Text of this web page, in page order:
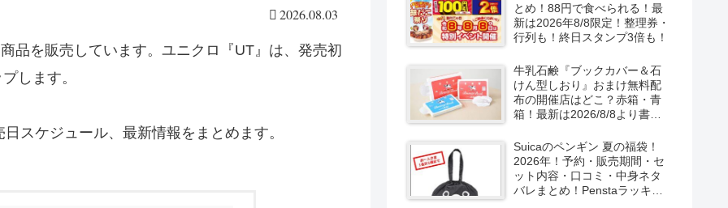
2026.08.03
品を販売しています。ユニクロ『UT』は、発売初
します。
スケジュール、最新情報をまとめます。
切れ、整理券は？
とめ！88円で食べられる！最
新は2026年8/8限定！整理券・
行列も！終日スタンプ3倍も！
牛乳石鹸『ブックカバー＆石
けん型しおり』おまけ無料配
布の開催店はどこ？赤箱・青
箱！最新は2026/8/8より書店
Suicaのペンギン 夏の福袋！
2026年！予約・販売期間・セ
ット内容・口コミ・中身ネタ
バレまとめ！Penstaラッキー